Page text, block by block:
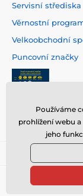
Servisní střediska
Věrnostní
Velkoobchodní
Puncovní značky
© 2026
Používáme
prohlížení webu
jeho